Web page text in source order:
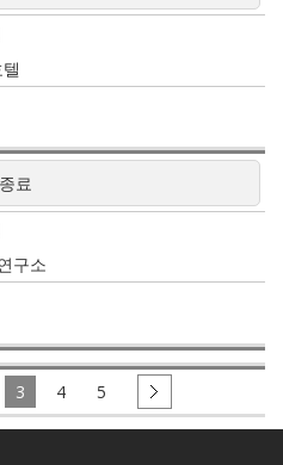
종료
구소
3 4 5